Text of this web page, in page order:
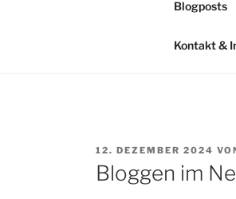
Blogposts
Kontakt &
VERÖFFENTLICHT
AM
12. DEZEMBER 2024
Bloggen im